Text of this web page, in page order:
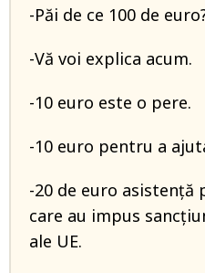
-Păi de ce 100 de
-Vă voi explica acum.
-10 euro este o pere.
-10 euro pentru a
-20 de euro
care au impus
ale UE.